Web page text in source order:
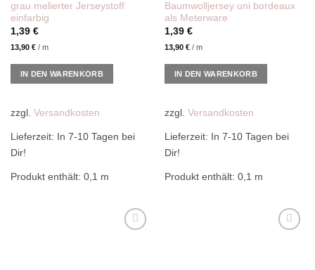
grau melierter Jerseystoff
einfarbig
1,39 €
13,90 €/ m
IN DEN WARENKORB
zzgl. Versandkosten
Lieferzeit: In 7-10 Tagen bei
Dir!
Produkt enthält: 0,1 m
Baumwolljersey uni bordeaux
als Meterware
1,39 €
13,90 €/ m
IN DEN WARENKORB
zzgl. Versandkosten
Lieferzeit: In 7-10 Tagen bei
Dir!
Produkt enthält: 0,1 m